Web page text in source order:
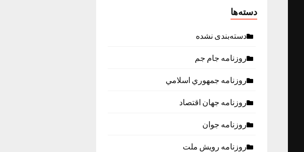
دسته‌ها
دسته‌بندی نشده
روزنامه جام جم
روزنامه جمهوري اسلامي
روزنامه جهان اقتصاد
روزنامه جوان
روزنامه رویش ملت